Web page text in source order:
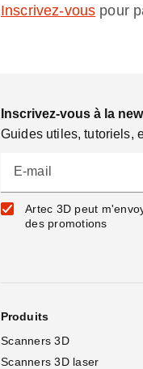
Inscrivez-vous pour
Inscrivez-vous à la
Guides utiles, tutoriels,
E-mail
Artec 3D peut
des promotions
Produits
Scanners 3D
Scanners 3D laser